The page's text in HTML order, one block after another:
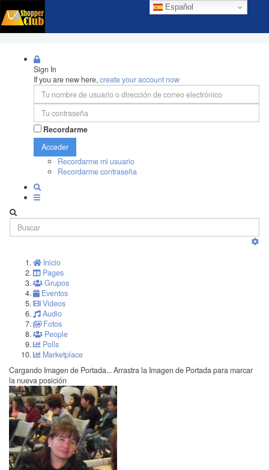
Español
Sign In
If you are new here,create your account now
Recordarme
Acceder
Recordarme mi usuario
Recordarme contraseña
Inicio
Pages
Grupos
Eventos
Videos
Audio
Fotos
People
Polls
Marketplace
Cargando Imagen de Portada... Arrastra la Imagen de Portada para marcar
la nueva posición